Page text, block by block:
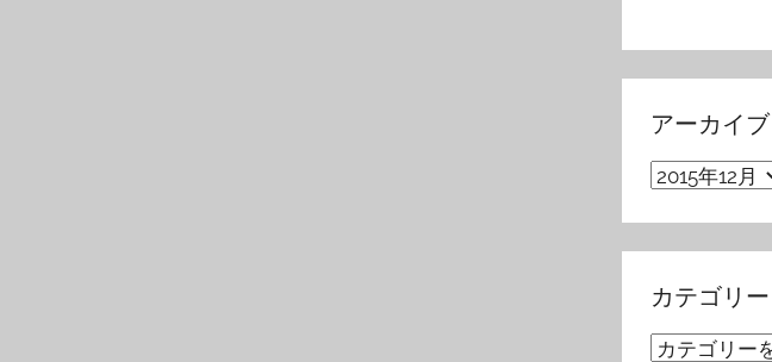
アーカイブ
ア
ブ
カテゴリー
カ